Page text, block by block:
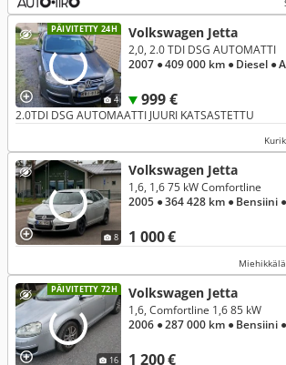
PÄIVITETTY 24H
4
Volkswagen Jetta
999 €
2,0, 2.0 TDI DSG AUTOMATTI
2007 ● 409 000 km ● Diesel ●
2.0TDI DSG AUTOMAATTI JUURI KATSASTETTU
8
Volkswagen Jetta
1 000 €
1,6, 1,6 75 kW Comfortline
2005 ● 364 428 km ● Bensiini
PÄIVITETTY 72H
16
Volkswagen Jetta
1 200 €
1,6, Comfortline 1,6 85 kW
2006 ● 287 000 km ● Bensiini